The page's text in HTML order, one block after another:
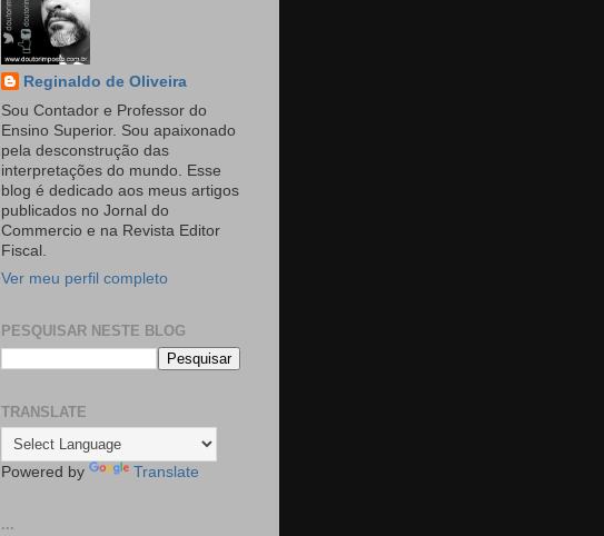
Reginaldo de Oliveira
Sou Contador e Professor do
Ensino Superior. Sou apaixonado
pela desconstrução das
interpretações do mundo. Esse
blog é dedicado aos meus artigos
publicados no Jornal do
Commercio e na Revista Editor
Fiscal.
Ver meu perfil completo
PESQUISAR NESTE BLOG
TRANSLATE
Powered by Translate
...